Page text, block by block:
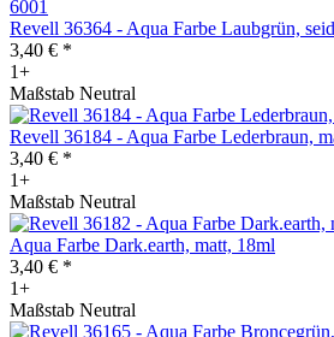
Revell 36364 - Aqua Farbe Laubgrün,
3,40 € *
1+
Maßstab Neutral
Revell 36184 - Aqua Farbe Lederbraun,
3,40 € *
1+
Maßstab Neutral
Aqua Farbe Dark.earth, matt, 18ml
3,40 € *
1+
Maßstab Neutral